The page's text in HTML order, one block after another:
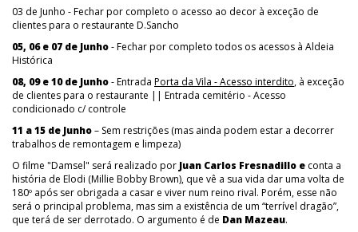
03 de Junho - Fechar por completo o acesso ao decor à exceção de
clientes para o restaurante D.Sancho
05, 06 e 07 de Junho- Fechar por completo todos os acessos à Aldeia
Histórica
08, 09 e 10 de Junho- Entrada Porta da Vila - Acesso interdito, à exceção
de clientes para o restaurante || Entrada cemitério - Acesso
condicionado c/ controle
11 a 15 de Junho– Sem restrições (mas ainda podem estar a decorrer
trabalhos de remontagem e limpeza)
O filme "Damsel" será realizado por Juan Carlos Fresnadillo e conta a
história de Elodi (Millie Bobby Brown), que vê a sua vida dar uma volta de
180º após ser obrigada a casar e viver num reino rival. Porém, esse não
será o principal problema, mas sim a existência de um “terrível dragão”,
que terá de ser derrotado. O argumento é de Dan Mazeau.